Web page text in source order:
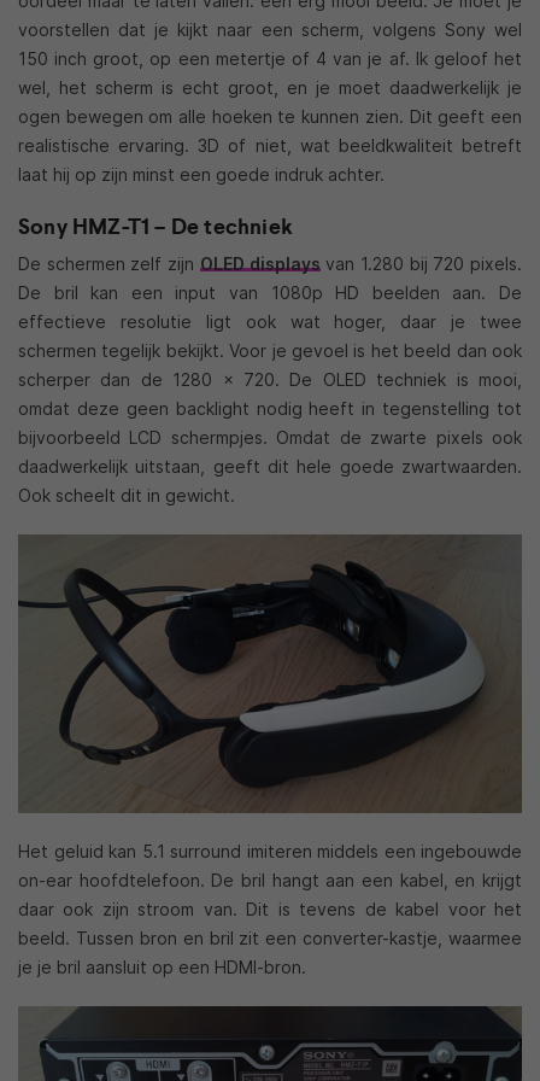
voorstellen dat je kijkt naar een scherm, volgens Sony wel
150 inch groot, op een metertje of 4 van je af. Ik geloof het
wel, het scherm is echt groot, en je moet daadwerkelijk je
ogen bewegen om alle hoeken te kunnen zien. Dit geeft een
realistische ervaring. 3D of niet, wat beeldkwaliteit betreft
laat hij op zijn minst een goede indruk achter.
Sony HMZ-T1 – De techniek
De schermen zelf zijn OLED displaysvan 1.280 bij 720 pixels.
De bril kan een input van 1080p HD beelden aan. De
effectieve resolutie ligt ook wat hoger, daar je twee
schermen tegelijk bekijkt. Voor je gevoel is het beeld dan ook
scherper dan de 1280 x 720. De OLED techniek is mooi,
omdat deze geen backlight nodig heeft in tegenstelling tot
bijvoorbeeld LCD schermpjes. Omdat de zwarte pixels ook
daadwerkelijk uitstaan, geeft dit hele goede zwartwaarden.
Ook scheelt dit in gewicht.
Het geluid kan 5.1 surround imiteren middels een ingebouwde
on-ear hoofdtelefoon. De bril hangt aan een kabel, en krijgt
daar ook zijn stroom van. Dit is tevens de kabel voor het
beeld. Tussen bron en bril zit een converter-kastje, waarmee
je je bril aansluit op een HDMI-bron.